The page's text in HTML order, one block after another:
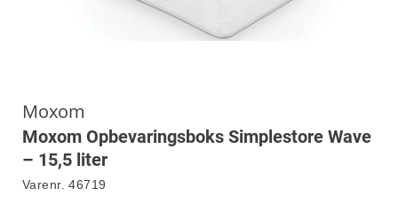
Moxom
Moxom Opbevaringsboks Simplestore Wave
– 15,5 liter
Varenr. 46719